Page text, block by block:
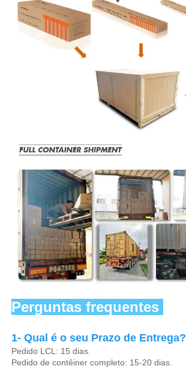
Perguntas frequentes
1- Qual é o seu Prazo de Entrega?
Pedido LCL: 15 dias.
Pedido de contêiner completo: 15-20 dias.